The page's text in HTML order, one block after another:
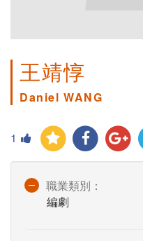
王靖惇
Daniel WANG
1
職業類別：
編劇